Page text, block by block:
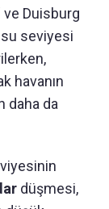
Duisburg
seviyesi
havanın
daha da
düşmesi,